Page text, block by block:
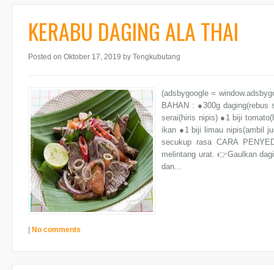
KERABU DAGING ALA THAI
Posted on Oktober 17, 2019 by Tengkubutang
(adsbygoogle =
BAHAN : ●300g
serai(hiris nipis) ●1 biji
ikan ●1 biji limau nipis(ambil
secukup rasa CARA
melintang urat. 👉Gaulkan
dan...
No comments